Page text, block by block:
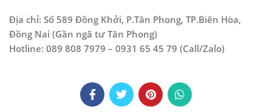
Địa chỉ: Số 589 Đồng Khởi, P.Tân Phong, TP.Biên Hòa,
Đồng Nai (Gần ngã tư Tân Phong)
Hotline: 089 808 7979 – 0931 65 45 79 (Call/Zalo)